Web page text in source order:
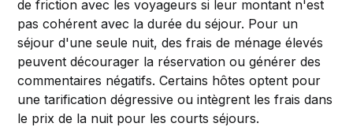
de friction avec les voyageurs si leur montant n'est
pas cohérent avec la durée du séjour. Pour un
séjour d'une seule nuit, des frais de ménage élevés
peuvent décourager la réservation ou générer des
commentaires négatifs. Certains hôtes optent pour
une tarification dégressive ou intègrent les frais dans
le prix de la nuit pour les courts séjours.